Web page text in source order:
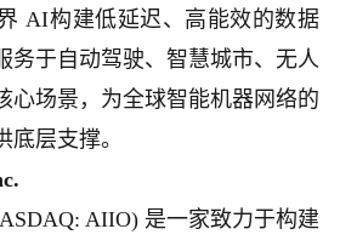
AI构建低延迟、高能效的数据
务于自动驾驶、智慧城市、无人
心场景，为全球智能机器网络的
层支撑。
AIIO) 是一家致力于构建